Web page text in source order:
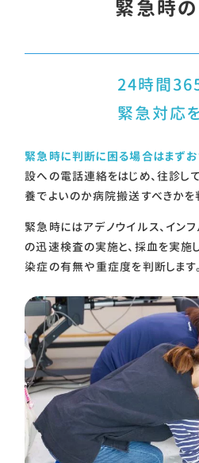
緊急時
24時間
緊急対応
緊急時に判断に困る場合はまずお
設への電話連絡をはじめ、往診し
養でよいのか病院搬送すべきかを
緊急時にはアデノウイルス、イン
の迅速検査の実施と、採血を実施
染症の有無や重症度を判断します。